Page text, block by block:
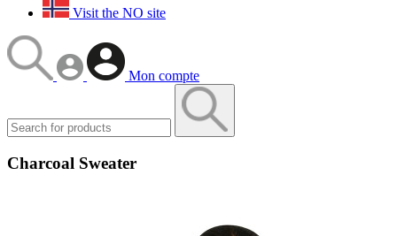
Visit the NO site
Mon compte
Charcoal Sweater